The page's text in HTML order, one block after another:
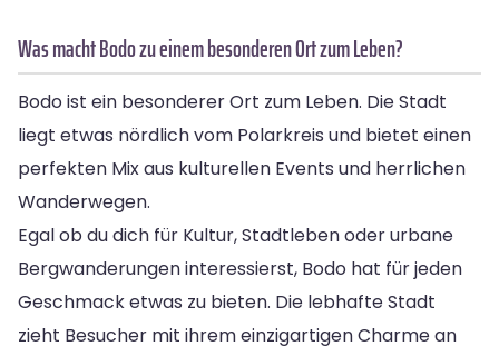
Was macht Bodo zu einem besonderen Ort zum Leben?
Bodo ist ein besonderer Ort zum Leben. Die Stadt
liegt etwas nördlich vom Polarkreis und bietet einen
perfekten Mix aus kulturellen Events und herrlichen
Wanderwegen.
Egal ob du dich für Kultur, Stadtleben oder urbane
Bergwanderungen interessierst, Bodo hat für jeden
Geschmack etwas zu bieten. Die lebhafte Stadt
zieht Besucher mit ihrem einzigartigen Charme an